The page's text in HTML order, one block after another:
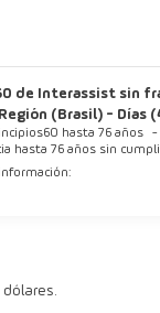
de Interassist sin
(Brasil) - Días
hasta 76 años -
hasta 76 años sin